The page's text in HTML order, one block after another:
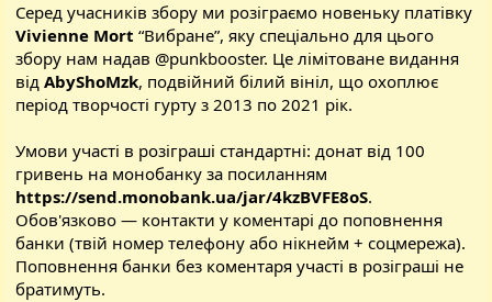
Серед учасників збору ми розіграємо новеньку платівку
Vivienne Mort “Вибране”, яку спеціально для цього
збору нам надав @punkbooster. Це лімітоване видання
відAbyShoMzk, подвійний білий вініл, що охоплює
період творчості гурту з 2013 по 2021 рік.
Умови участі в розіграші стандартні: донат від 100
гривень на монобанку за посиланням
https://send.monobank.ua/jar/4kzBVFE8oS.
Обов'язково — контакти у коментарі до поповнення
банки (твій номер телефону або нікнейм + соцмережа).
Поповнення банки без коментаря участі в розіграші не
братимуть.